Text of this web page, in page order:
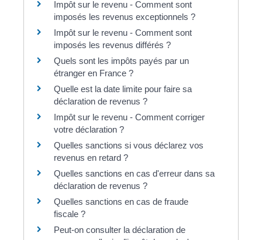
Impôt sur le revenu - Comment sont
imposés les revenus exceptionnels ?
Impôt sur le revenu - Comment sont
imposés les revenus différés ?
Quels sont les impôts payés par un
étranger en France ?
Quelle est la date limite pour faire sa
déclaration de revenus ?
Impôt sur le revenu - Comment corriger
votre déclaration ?
Quelles sanctions si vous déclarez vos
revenus en retard ?
Quelles sanctions en cas d'erreur dans sa
déclaration de revenus ?
Quelles sanctions en cas de fraude
fiscale ?
Peut-on consulter la déclaration de